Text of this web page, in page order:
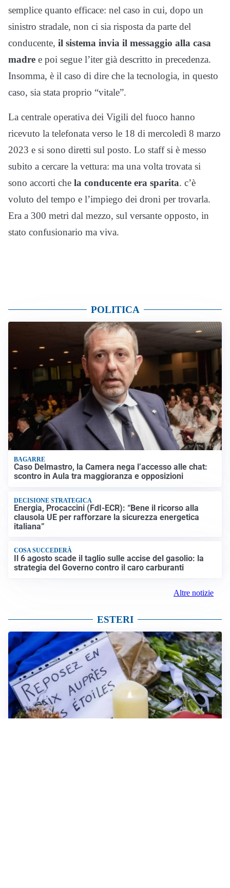
semplice quanto efficace: nel caso in cui, dopo un
sinistro stradale, non ci sia risposta da parte del
conducente, il sistema invia il messaggio alla casa
madre e poi segue l’iter già descritto in precedenza.
Insomma, è il caso di dire che la tecnologia, in questo
caso, sia stata proprio “vitale”.
La centrale operativa dei Vigili del fuoco hanno
ricevuto la telefonata verso le 18 di mercoledì 8 marzo
2023 e si sono diretti sul posto. Lo staff si è messo
subito a cercare la vettura: ma una volta trovata si
sono accorti che la conducente era sparita. c’è
voluto del tempo e l’impiego dei droni per trovarla.
Era a 300 metri dal mezzo, sul versante opposto, in
stato confusionario ma viva.
POLITICA
BAGARRE
Caso Delmastro, la Camera nega l’accesso alle chat:
scontro in Aula tra maggioranza e opposizioni
DECISIONE STRATEGICA
Energia, Procaccini (FdI-ECR): “Bene il ricorso alla
clausola UE per rafforzare la sicurezza energetica
italiana”
COSA SUCCEDERÀ
Il 6 agosto scade il taglio sulle accise del gasolio: la
strategia del Governo contro il caro carburanti
Altre notizie
ESTERI